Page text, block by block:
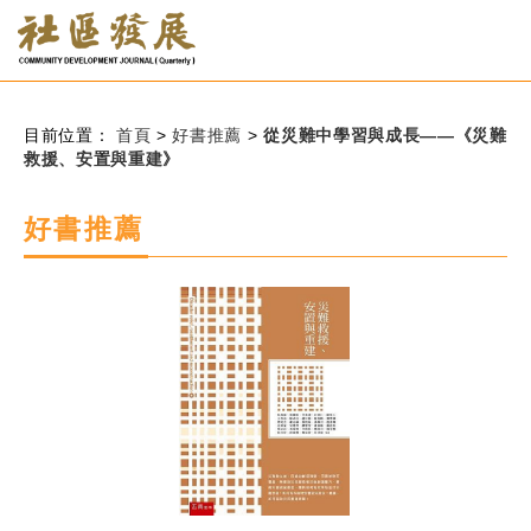
跳到主要內容
常見問題
關
鍵
字
搜
請
輸
入
關
目前位置：首頁> 好書推薦 > 從災難中學習與成長——《災難
救援、安置與重建》
好書推薦